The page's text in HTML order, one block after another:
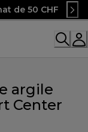
de 50 CHF
argile
Center